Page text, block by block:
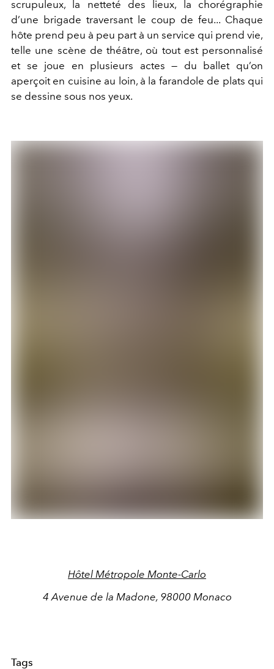
scrupuleux, la netteté des lieux, la chorégraphie
d’une brigade traversant le coup de feu... Chaque
hôte prend peu à peu part à un service qui prend vie,
telle une scène de théâtre, où tout est personnalisé
et se joue en plusieurs actes — du ballet qu’on
aperçoit en cuisine au loin, à la farandole de plats qui
se dessine sous nos yeux.
Hôtel Métropole Monte-Carlo
4 Avenue de la Madone, 98000 Monaco
Tags